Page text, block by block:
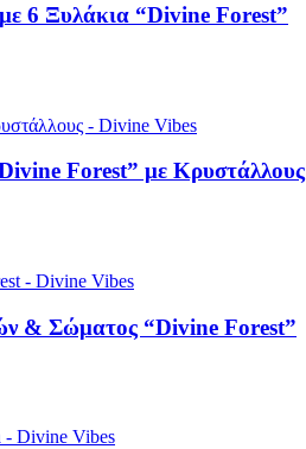
6 Ξυλάκια “Divine Forest”
Forest” με Κρυστάλλους
& Σώματος “Divine Forest”